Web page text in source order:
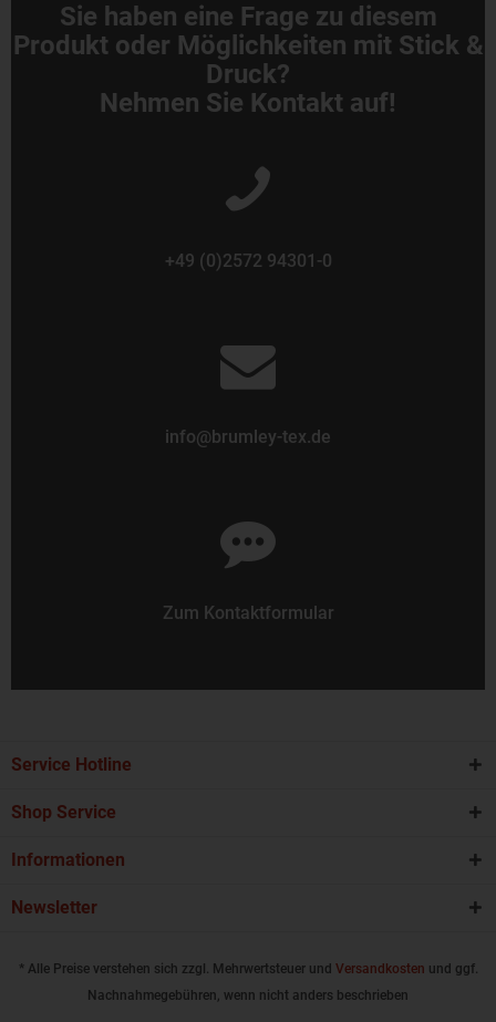
Sie haben eine Frage zu diesem
Produkt oder Möglichkeiten mit Stick &
Druck?
Nehmen Sie Kontakt auf!
+49 (0)2572 94301-0
info@brumley-tex.de
Zum Kontaktformular
Service Hotline
Shop Service
Informationen
Newsletter
* Alle Preise verstehen sich zzgl. Mehrwertsteuer und Versandkosten und ggf.
Nachnahmegebühren, wenn nicht anders beschrieben